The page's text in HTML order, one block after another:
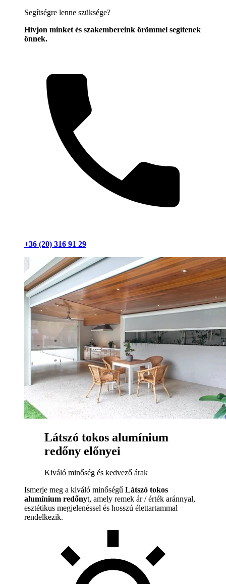
Segítségre lenne szüksége?
Hívjon minket és szakembereink örömmel segítenek
önnek.
+36 (20) 316 91 29
Látszó tokos alumínium
redőny előnyei
Kiváló minőség és kedvező árak
Ismerje meg a kiváló minőségű Látszó tokos
alumínium redőnyt, amely remek ár / érték aránnyal,
esztétikus megjelenéssel és hosszú élettartammal
rendelkezik.